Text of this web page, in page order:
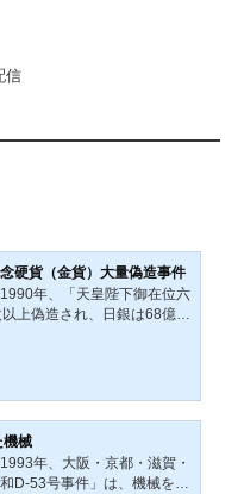
信
硬貨（金貨）大量偽造事件
年、「天皇陛下御在位六
上偽造され、日銀は68億円
は総額68億円の特別損失
処理は、1990（平成2）年
陛下御在位六十年記念硬貨
機械
年、大阪・京都・滋賀・
D-53号事件」は、機械を欺